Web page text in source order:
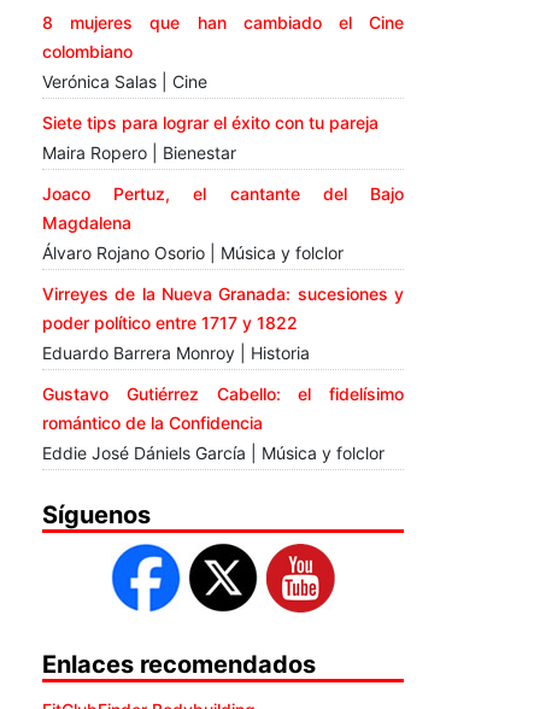
8 mujeres que han cambiado el Cine
colombiano
Verónica Salas | Cine
Siete tips para lograr el éxito con tu pareja
Maira Ropero | Bienestar
Joaco Pertuz, el cantante del Bajo
Magdalena
Álvaro Rojano Osorio | Música y folclor
Virreyes de la Nueva Granada: sucesiones y
poder político entre 1717 y 1822
Eduardo Barrera Monroy | Historia
Gustavo Gutiérrez Cabello: el fidelísimo
romántico de la Confidencia
Eddie José Dániels García | Música y folclor
Síguenos
Enlaces recomendados